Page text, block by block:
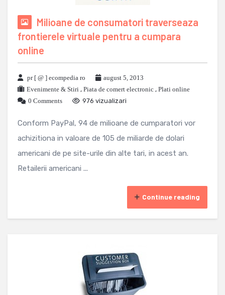
Milioane de consumatori traverseaza
frontierele virtuale pentru a cumpara
online
pr [ @ ] ecompedia ro
august 5, 2013
Evenimente & Stiri , Piata de comert electronic , Plati online
0 Comments
976 vizualizari
Conform PayPal, 94 de milioane de cumparatori vor
achizitiona in valoare de 105 de miliarde de dolari
americani de pe site-urile din alte tari, in acest an.
Retailerii americani ...
Continue reading